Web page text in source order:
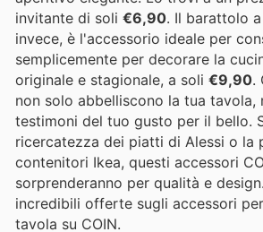
invitante di soli €6,90. Il barattolo
invece, è l'accessorio ideale per
semplicemente per decorare la
originale e stagionale, a soli €9,90.
non solo abbelliscono la tua tavola,
testimoni del tuo gusto per il bello.
ricercatezza dei piatti di Alessi o la
contenitori Ikea, questi accessori
sorprenderanno per qualità e
incredibili offerte sugli accessori
tavola su COIN.